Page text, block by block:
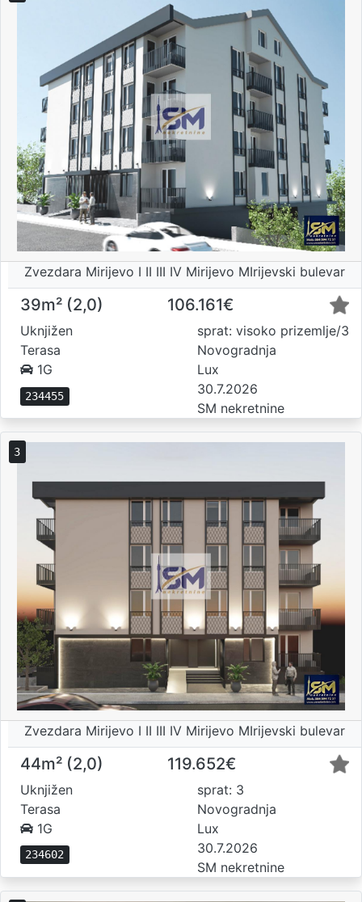
Zvezdara Mirijevo I II III IV Mirijevo MIrijevski bulevar
39m² (2,0) 106.161€
Uknjižen
Terasa
1G
234455
sprat: visoko prizemlje/3
Novogradnja
Lux
30.7.2026
SM nekretnine
3
Zvezdara Mirijevo I II III IV Mirijevo MIrijevski bulevar
44m² (2,0) 119.652€
Uknjižen
Terasa
1G
234602
sprat: 3
Novogradnja
Lux
30.7.2026
SM nekretnine